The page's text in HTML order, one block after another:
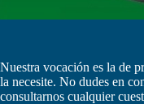
Nuestra vocación es la de
la necesite. No dudes en
consultarnos cualquier